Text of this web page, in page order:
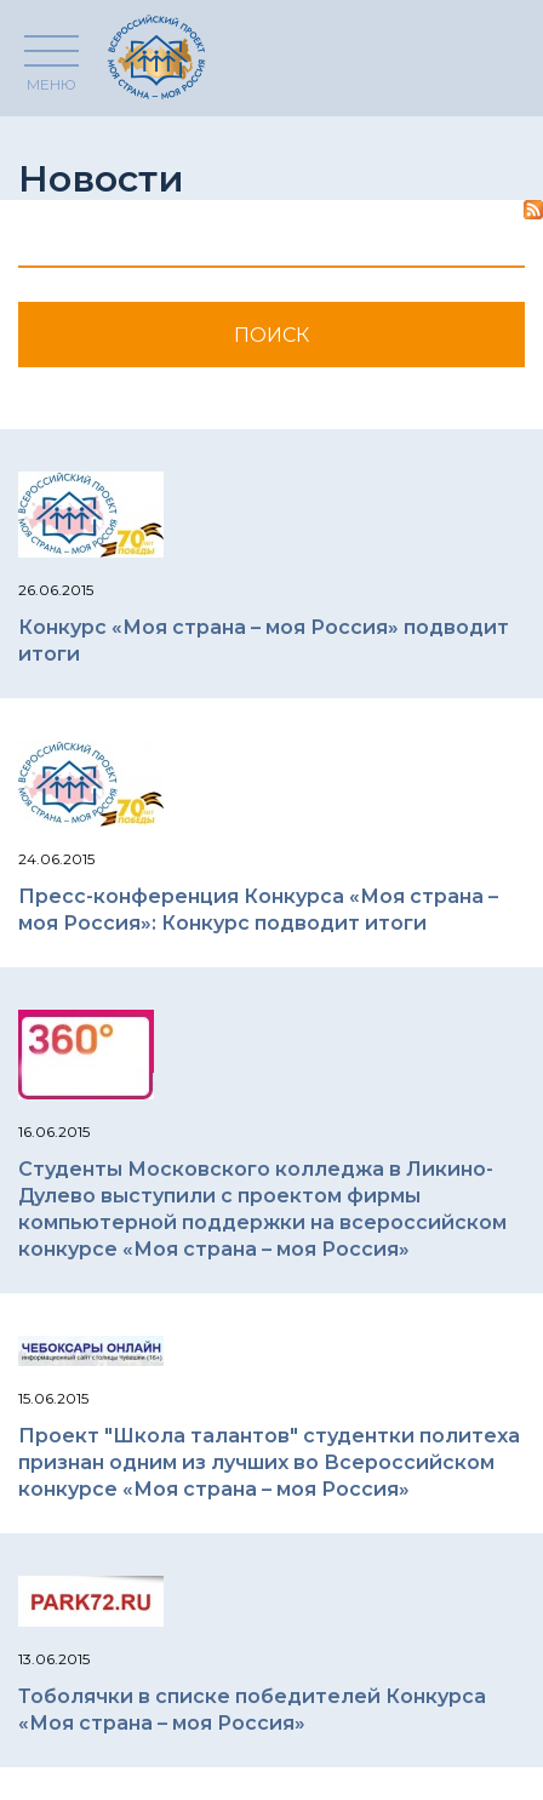
МЕНЮ
Новости
26.06.2015
Конкурс «Моя страна – моя Россия» подводит
итоги
24.06.2015
Пресс-конференция Конкурса «Моя страна –
моя Россия»: Конкурс подводит итоги
16.06.2015
Студенты Московского колледжа в Ликино-
Дулево выступили с проектом фирмы
компьютерной поддержки на всероссийском
конкурсе «Моя страна – моя Россия»
15.06.2015
Проект "Школа талантов" студентки политеха
признан одним из лучших во Всероссийском
конкурсе «Моя страна – моя Россия»
13.06.2015
Тоболячки в списке победителей Конкурса
«Моя страна – моя Россия»